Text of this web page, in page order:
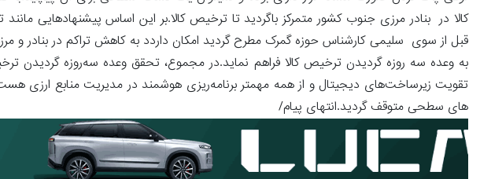
کالا در بنادر مرزی جنوب کشور متمرکز باگردید تا ترخیص کالا.بر این اساس پیشنهادهایی
قبل از سوی سلیمی کارشناس حوزه گمرک مطرح گردید امکان داردد به کاهش تراکم در بنادر و
به وعده سه روزه گردیدن ترخیص کالا فراهم نماید.در مجموع، تحقق وعده سه‌روزه گردیدن
تقویت زیرساخت‌های دیجیتال و از همه مهمتر برنامه‌ریزی هوشمند در مدیریت منابع ارزی
های سطحی متوقف گردید.انتهای پیام/